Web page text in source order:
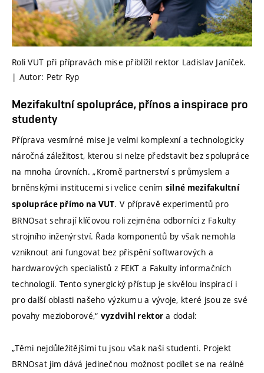
Roli VUT při přípravách mise přiblížil rektor Ladislav Janíček.
| Autor: Petr Ryp
Mezifakultní spolupráce, přínos a inspirace pro
studenty
Příprava vesmírné mise je velmi komplexní a technologicky
náročná záležitost, kterou si nelze představit bez spolupráce
na mnoha úrovních. „Kromě partnerství s průmyslem a
brněnskými institucemi si velice cením silné mezifakultní
spolupráce přímo na VUT. V přípravě experimentů pro
BRNOsat sehrají klíčovou roli zejména odborníci z Fakulty
strojního inženýrství. Řada komponentů by však nemohla
vzniknout ani fungovat bez přispění softwarových a
hardwarových specialistů z FEKT a Fakulty informačních
technologií. Tento synergický přístup je skvělou inspirací i
pro další oblasti našeho výzkumu a vývoje, které jsou ze své
povahy mezioborové,“ vyzdvihl rektor a dodal:
„Těmi nejdůležitějšími tu jsou však naši studenti. Projekt
BRNOsat jim dává jedinečnou možnost podílet se na reálné